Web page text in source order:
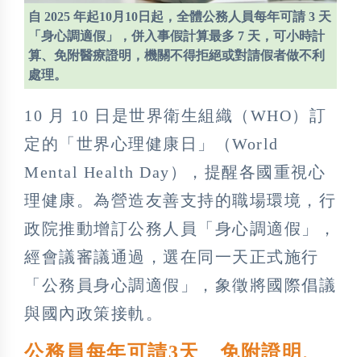
自 2025 年起10月10日起，全體公務人員每年可請 3 天
「身心調適假」，併入事假計算最多 7 天，可小時計
算、免附醫療證明，機關不得拒絕或對請假者做不利
處理。
10 月 10 日是世界衛生組織（WHO）訂
定的「世界心理健康日」（World
Mental Health Day），提醒各國重視心
理健康。為營造友善支持的職場環境，行
政院推動增訂公務人員「身心調適假」，
經會議審議通過，選在同一天正式施行
「公務員身心調適假」，象徵將國際倡議
與國內政策接軌。
公務員每年可請3天 免附證明、